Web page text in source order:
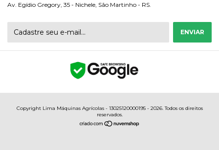
Av. Egídio Gregory, 35 - Nichele, São Martinho - RS.
Copyright Lima Máquinas Agrícolas - 13025120000195 - 2026. Todos os direitos
reservados.